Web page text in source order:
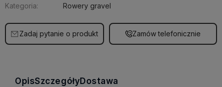
Kategoria:
Rowery gravel
Zadaj pytanie o produkt Zamów telefonicznie
OpisSzczegółyDostawa